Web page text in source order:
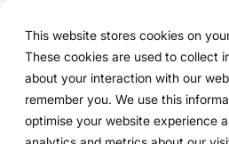
This website stores cookies on
These cookies are used to collect
about your interaction with our
remember you. We use this
optimise your website experience
überspringen
Überblick
So funktioniert es
Struktur für
Funktionen
Planung
Alles, was
Events
Marketing Teams
Event Manager
Für
mit
Referenzen
Projekte
Bewährt in
Praxis.
Preise & Modell
Mietsysteme erklärt
Public Version
Über uns
WWM Gruppe
trifft